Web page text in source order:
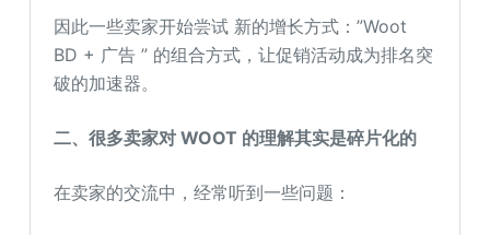
因此一些卖家开始尝试 新的增长方式：”Woot
BD + 广告 ” 的组合方式，让促销活动成为排名突
破的加速器。
二、很多卖家对 WOOT 的理解其实是碎片化的
在卖家的交流中，经常听到一些问题：